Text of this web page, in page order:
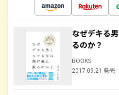
なぜデキる
るのか？
BOOKS
2017.09.21 発売